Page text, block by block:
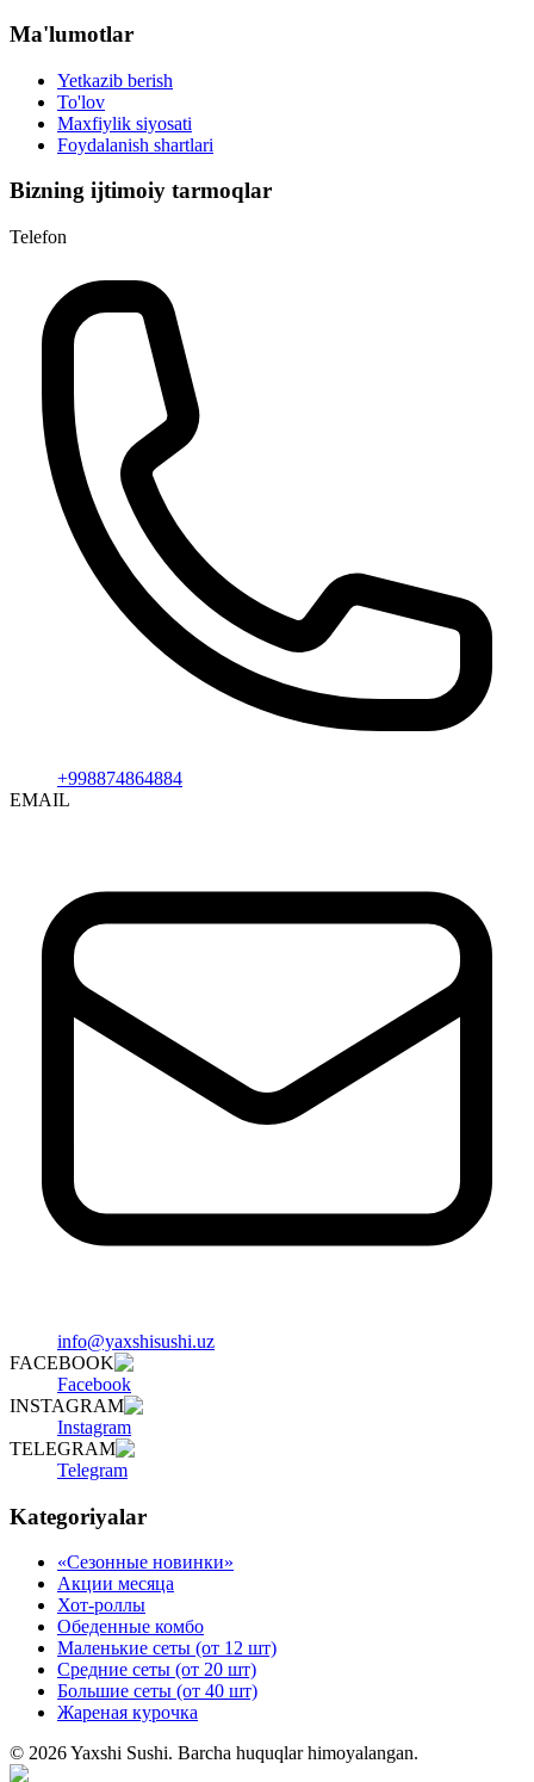
Ma'lumotlar
Yetkazib berish
To'lov
Maxfiylik siyosati
Foydalanish shartlari
Bizning ijtimoiy tarmoqlar
Telefon
+998874864884
EMAIL
info@yaxshisushi.uz
FACEBOOK
Facebook
INSTAGRAM
Instagram
TELEGRAM
Telegram
Kategoriyalar
«Сезонные новинки»
Акции месяца
Хот-роллы
Обеденные комбо
Маленькие сеты (от 12 шт)
Средние сеты (от 20 шт)
Большие сеты (от 40 шт)
Жареная курочка
© 2026Yaxshi Sushi. Barcha huquqlar himoyalangan.